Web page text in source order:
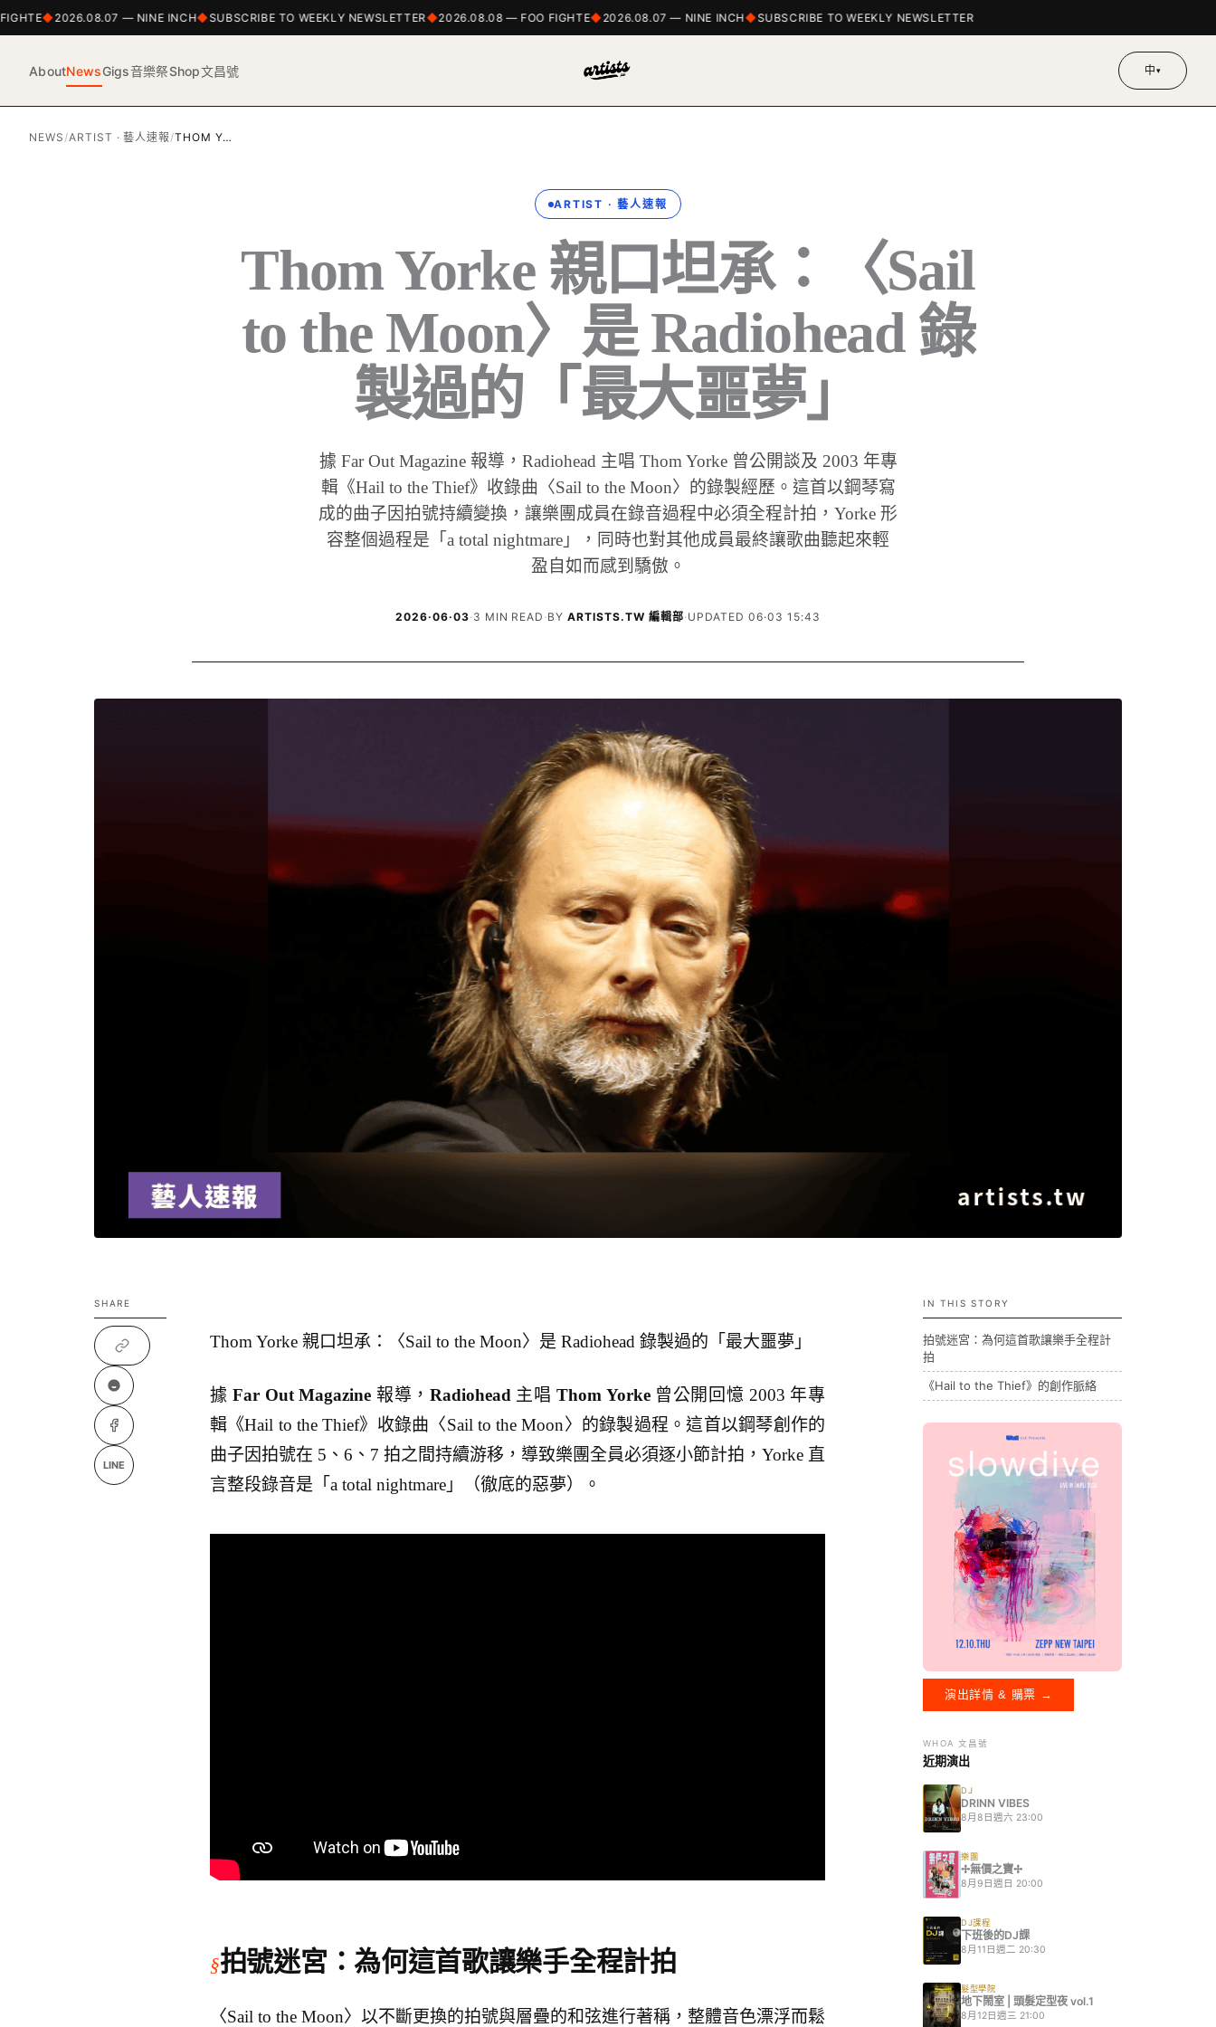
2026.08.07 — NINE INCH SUBSCRIBE TO WEEKLY NEWSLETTER 2026.08.08 — FOO FIGHTE 2026.08.07 — NINE INCH SUBSCRIBE TO WEEKLY NEWSLETTER
AboutNewsGigs音樂祭Shop文昌號 中▾
NEWS /ARTIST · 藝人速報 /THOM Y…
ARTIST · 藝人速報
Thom Yorke 親口坦承：〈Sail
to the Moon〉是 Radiohead 錄
製過的「最大噩夢」
據 Far Out Magazine 報導，Radiohead 主唱 Thom Yorke 曾公開談及 2003 年專
輯《Hail to the Thief》收錄曲〈Sail to the Moon〉的錄製經歷。這首以鋼琴寫
成的曲子因拍號持續變換，讓樂團成員在錄音過程中必須全程計拍，Yorke 形
容整個過程是「a total nightmare」，同時也對其他成員最終讓歌曲聽起來輕
盈自如而感到驕傲。
2026·06·03· 3 MIN READ · BYARTISTS.TW 編輯部· UPDATED 06·03 15:43
SHARE
LINE
Thom Yorke 親口坦承：〈Sail to the Moon〉是 Radiohead 錄製過的「最大噩夢」
據Far Out Magazine 報導， Radiohead主唱Thom Yorke曾公開回憶 2003 年專
輯《Hail to the Thief》收錄曲〈Sail to the Moon〉的錄製過程。這首以鋼琴創作的
曲子因拍號在 5、6、7 拍之間持續游移，導致樂團全員必須逐小節計拍，Yorke 直
言整段錄音是「a total nightmare」（徹底的惡夢）。
拍號迷宮：為何這首歌讓樂手全程計拍
〈Sail to the Moon〉以不斷更換的拍號與層疊的和弦進行著稱，整體音色漂浮而鬆
IN THIS STORY
拍號迷宮：為何這首歌讓樂手全程計
拍
《Hail to the Thief》的創作脈絡
演出詳情 & 購票 →
WHOA 文昌號
近期演出
DJ
DRINN VIBES
8月8日週六 23:00
樂團
✢無價之寶✢
8月9日週日 20:00
DJ課程
下班後的DJ課
8月11日週二 20:30
髮型學院
地下鬧室 | 頭髮定型夜 vol.1
8月12日週三 21:00